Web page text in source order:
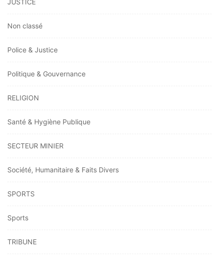
Non classé
Police & Justice
Politique & Gouvernance
RELIGION
Santé & Hygiène Publique
SECTEUR MINIER
Société, Humanitaire & Faits Divers
SPORTS
Sports
TRIBUNE